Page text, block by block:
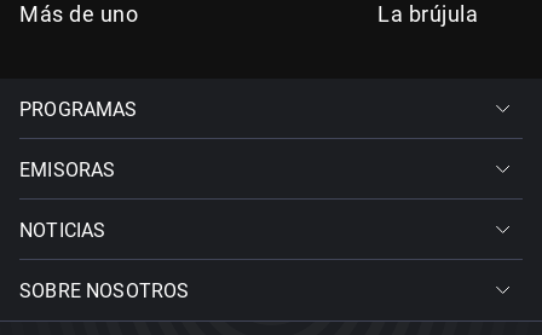
Más de uno La brújula
PROGRAMAS
EMISORAS
NOTICIAS
SOBRE NOSOTROS